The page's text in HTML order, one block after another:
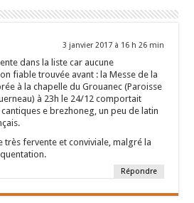
3 janvier 2017 à 16 h 26 min
dans la liste car aucune
fiable trouvée avant : la Messe de la
à la chapelle du Grouanec (Paroisse
à 23h le 24/12 comportait
e brezhoneg, un peu de latin
très fervente et conviviale, malgré la
Répondre